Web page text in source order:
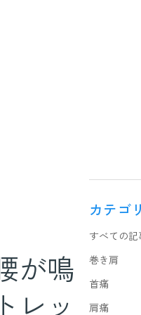
が鳴
レッ
カテゴ
すべての記
巻き肩
首痛
肩痛